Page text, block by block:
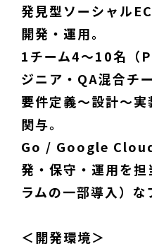
発見型ソーシャル
開発・運用。
1チーム4〜10名（
ジニア・QA混合チ
要件定義〜設計〜
関与。
Go / Google
発・保守・運用を担
ラムの一部導入）な
＜開発環境＞